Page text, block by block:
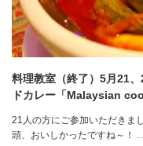
料理教室（終了）5月21
ドカレー「Malaysian
21人の方にご参加いただきま
頭、おいしかったですね～！ …